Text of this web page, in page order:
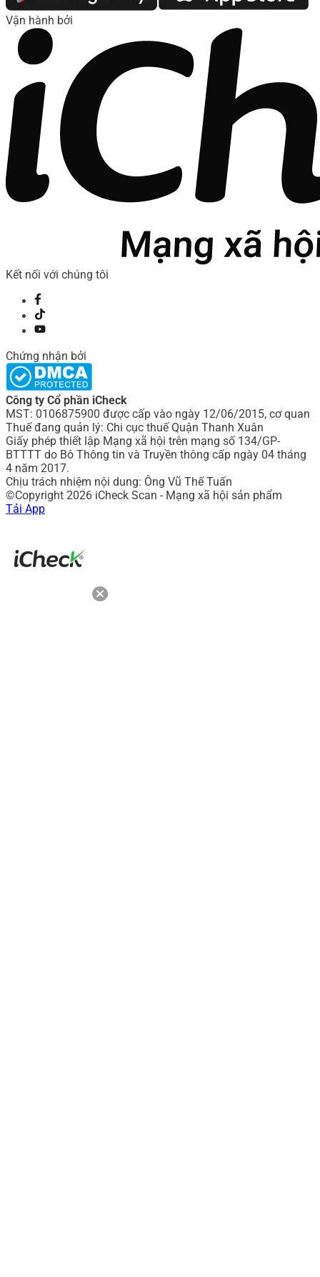
Vận hành bởi
Kết nối với chúng tôi
Chứng nhận bởi
Công ty Cổ phần iCheck
MST: 0106875900 được cấp vào ngày 12/06/2015, cơ quan
Thuế đang quản lý: Chi cục thuế Quận Thanh Xuân
Giấy phép thiết lập Mạng xã hội trên mạng số 134/GP-
BTTTT do Bô Thông tin và Truyền thông cấp ngày 04 tháng
4 năm 2017.
Chịu trách nhiệm nội dung: Ông Vũ Thế Tuấn
©Copyright 2026 iCheck Scan - Mạng xã hội sản phẩm
Tải App